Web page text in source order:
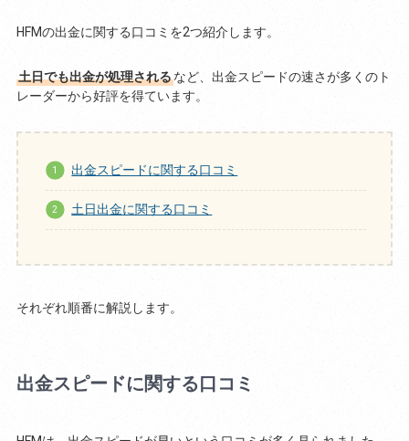
HFMの出金に関する口コミを2つ紹介します。
土日でも出金が処理されるなど、出金スピードの速さが多くのト
レーダーから好評を得ています。
出金スピードに関する口コミ
土日出金に関する口コミ
それぞれ順番に解説します。
出金スピードに関する口コミ